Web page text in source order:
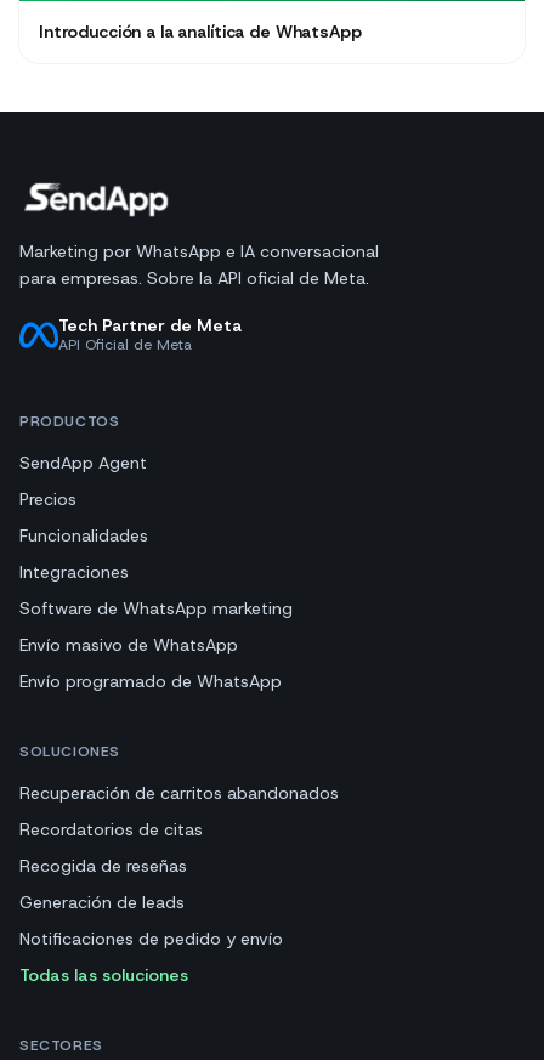
Introducción a la analítica de WhatsApp
Marketing por WhatsApp e IA conversacional
para empresas. Sobre la API oficial de Meta.
Tech Partner de Meta
API Oficial de Meta
PRODUCTOS
SendApp Agent
Precios
Funcionalidades
Integraciones
Software de WhatsApp marketing
Envío masivo de WhatsApp
Envío programado de WhatsApp
SOLUCIONES
Recuperación de carritos abandonados
Recordatorios de citas
Recogida de reseñas
Generación de leads
Notificaciones de pedido y envío
Todas las soluciones
SECTORES